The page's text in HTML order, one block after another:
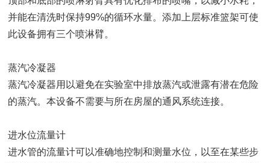
并能在清洗时保持99%的循环水量。添加上层标准篮架可使
此设备拥有三个喷淋臂。
蒸汽冷凝器
蒸汽冷凝器用以避免在实验室中排放蒸汽或泄露有潜在危险
的蒸汽。本设备不需要与所在房屋的通风系统连接。
进水位流量计
进水管的流量计可以准确地控制和测量水位，以至在某些步